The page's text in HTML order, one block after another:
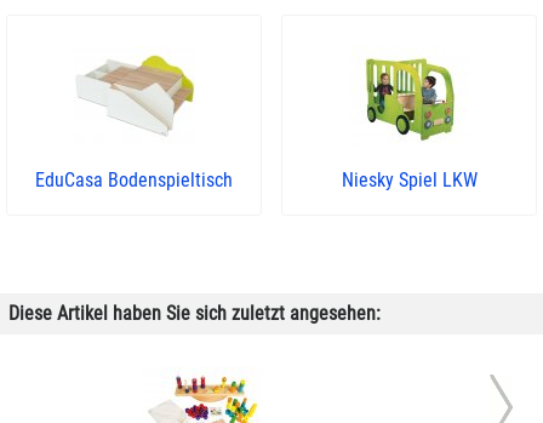
EduCasa Bodenspieltisch Niesky Spiel LKW
Diese Artikel haben Sie sich zuletzt angesehen: